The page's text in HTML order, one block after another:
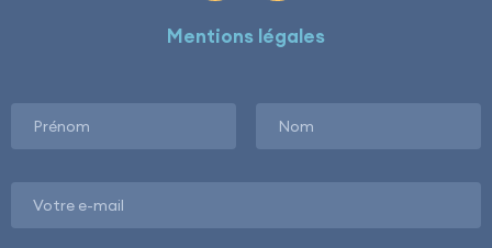
Mentions légales